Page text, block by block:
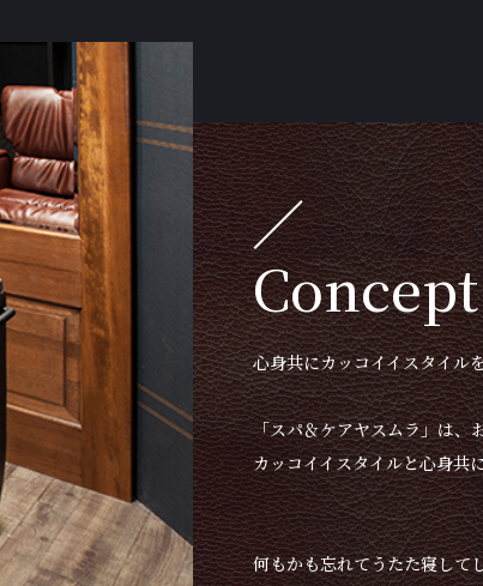
Concept
心身共にカッコイイスタイル
「スパ＆ケアヤスムラ」は、
カッコイイスタイルと心身共
何もかも忘れてうたた寝して